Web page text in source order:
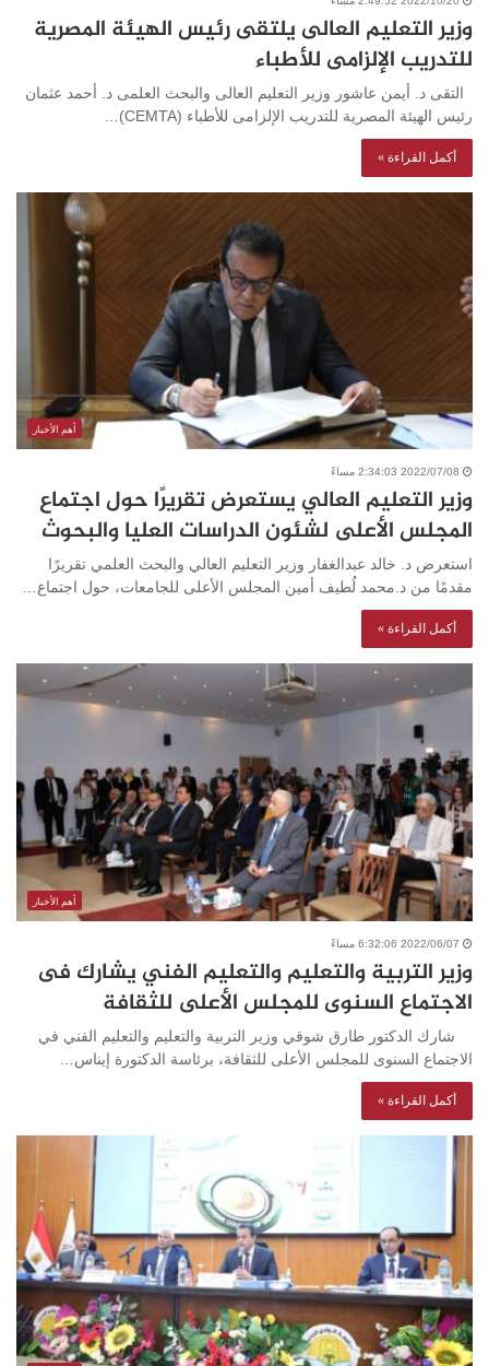
وزير التعليم العالى يلتقى رئيس الهيئة المصرية
للتدريب الإلزامى للأطباء
التقى د. أيمن عاشور وزير التعليم العالى والبحث العلمى د. أحمد عثمان
رئيس الهيئة المصرية للتدريب الإلزامى للأطباء (CEMTA)…
أكمل القراءة »
أهم الأخبار
2022/07/08 2:34:03 مساءً
وزير التعليم العالي يستعرض تقريرًا حول اجتماع
المجلس الأعلى لشئون الدراسات العليا والبحوث
استعرض د. خالد عبدالغفار وزير التعليم العالي والبحث العلمي تقريرًا
مقدمًا من د.محمد لُطيف أمين المجلس الأعلى للجامعات، حول اجتماع…
أكمل القراءة »
أهم الأخبار
2022/06/07 6:32:06 مساءً
وزير التربية والتعليم والتعليم الفني يشارك فى
الاجتماع السنوى للمجلس الأعلى للثقافة
شارك الدكتور طارق شوقي وزير التربية والتعليم والتعليم الفني في
الاجتماع السنوى للمجلس الأعلى للثقافة، برئاسة الدكتورة إيناس…
أكمل القراءة »